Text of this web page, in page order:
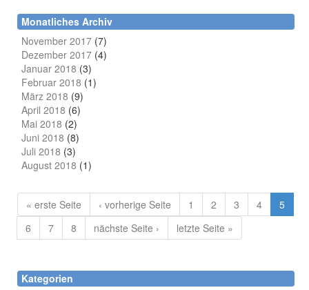
Monatliches Archiv
November 2017 (7)
Dezember 2017 (4)
Januar 2018 (3)
Februar 2018 (1)
März 2018 (9)
April 2018 (6)
Mai 2018 (2)
Juni 2018 (8)
Juli 2018 (3)
August 2018 (1)
« erste Seite ‹ vorherige Seite 1 2 3 4
5
6
7 8 nächste Seite › letzte Seite »
Kategorien